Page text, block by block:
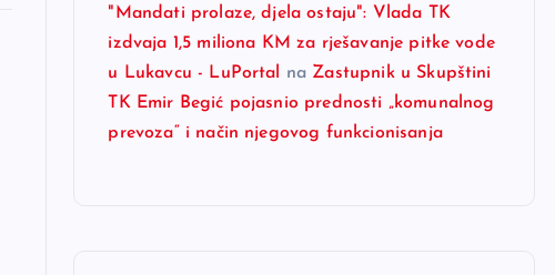
"Mandati prolaze, djela ostaju": Vlada TK
izdvaja 1,5 miliona KM za rješavanje pitke vode
u Lukavcu - LuPortal
na Zastupnik u Skupštini
TK Emir Begić pojasnio prednosti „komunalnog
prevoza“ i način njegovog funkcionisanja